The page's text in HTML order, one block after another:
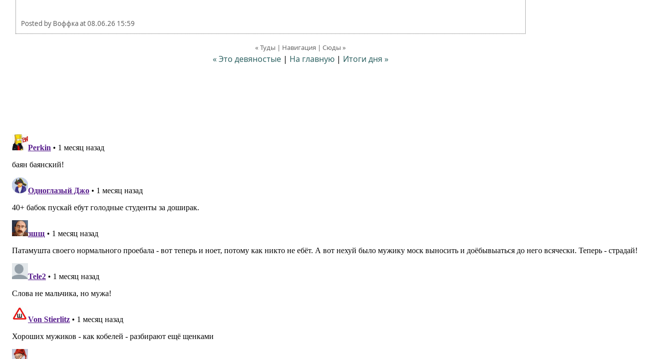
Posted by Воффкаat08.06.26 15:59
« Туды | Навигация | Сюды »
« Это девяностые | На главную | Итоги дня »